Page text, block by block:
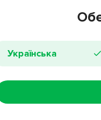
Українська